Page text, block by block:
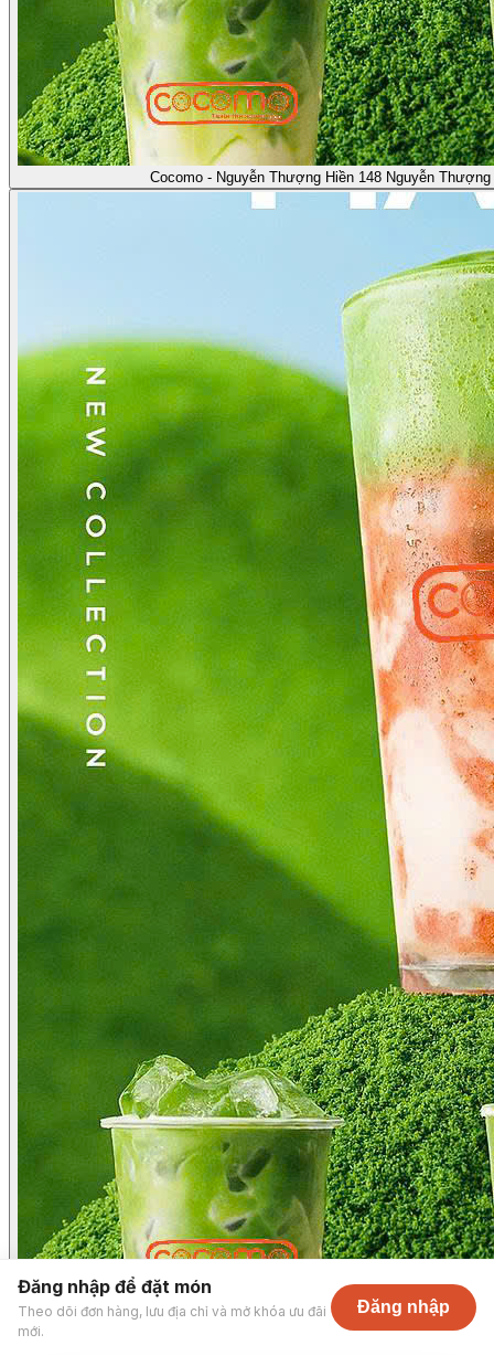
Cocomo - Nguyễn Thượng Hiền
Cocomo - Trần Đình Xu
Đăng nhập để đặt món
Theo dõi đơn hàng, lưu địa chỉ và mở khóa ưu đãi
mới.
Đăng nhập